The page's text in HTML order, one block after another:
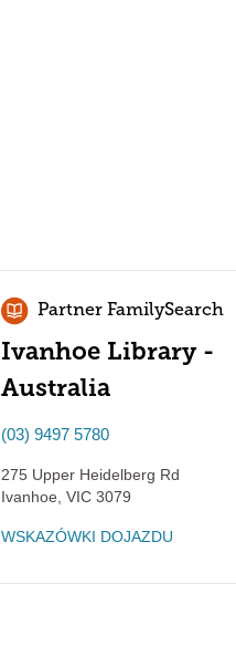
Partner FamilySearch
Ivanhoe Library -
Australia
(03) 9497 5780
275 Upper Heidelberg Rd
Ivanhoe VIC 3079
WSKAZÓWKI DOJAZDU